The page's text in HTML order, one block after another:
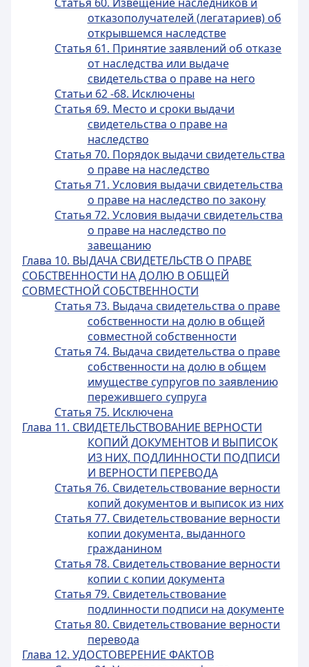
отказополучателей (легатариев) об
открывшемся наследстве
Статья 61. Принятие заявлений об отказе
от наследства или выдаче
свидетельства о праве на него
Статьи 62 -68. Исключены
Статья 69. Место и сроки выдачи
свидетельства о праве на
наследство
Статья 70. Порядок выдачи свидетельства
о праве на наследство
Статья 71. Условия выдачи свидетельства
о праве на наследство по закону
Статья 72. Условия выдачи свидетельства
о праве на наследство по
завещанию
Глава 10. ВЫДАЧА СВИДЕТЕЛЬСТВ О ПРАВЕ
СОБСТВЕННОСТИ НА ДОЛЮ В ОБЩЕЙ
СОВМЕСТНОЙ СОБСТВЕННОСТИ
Статья 73. Выдача свидетельства о праве
собственности на долю в общей
совместной собственности
Статья 74. Выдача свидетельства о праве
собственности на долю в общем
имуществе супругов по заявлению
пережившего супруга
Статья 75. Исключена
Глава 11. СВИДЕТЕЛЬСТВОВАНИЕ ВЕРНОСТИ
КОПИЙ ДОКУМЕНТОВ И ВЫПИСОК
ИЗ НИХ, ПОДЛИННОСТИ ПОДПИСИ
И ВЕРНОСТИ ПЕРЕВОДА
Статья 76. Свидетельствование верности
копий документов и выписок из них
Статья 77. Свидетельствование верности
копии документа, выданного
гражданином
Статья 78. Свидетельствование верности
копии с копии документа
Статья 79. Свидетельствование
подлинности подписи на документе
Статья 80. Свидетельствование верности
перевода
Глава 12. УДОСТОВЕРЕНИЕ ФАКТОВ